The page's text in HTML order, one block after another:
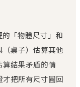
「物體尺寸」和
桌子）估算其他
結果矛盾的情
才把所有尺寸圓回